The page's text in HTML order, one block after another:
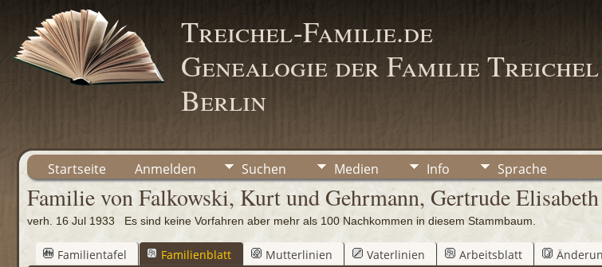
Treichel-Familie.de
Genealogie der Familie Treichel
Berlin
Startseite Anmelden Suchen Medien Info Sprache
Familie von Falkowski, Kurt und Gehrmann, Gertrude
verh. 16 Jul 1933 Es sind keine Vorfahren aber mehr als 100 Nachkommen in diesem Stammbaum.
Familientafel Familienblatt Mutterlinien Vaterlinien Arbeitsblatt